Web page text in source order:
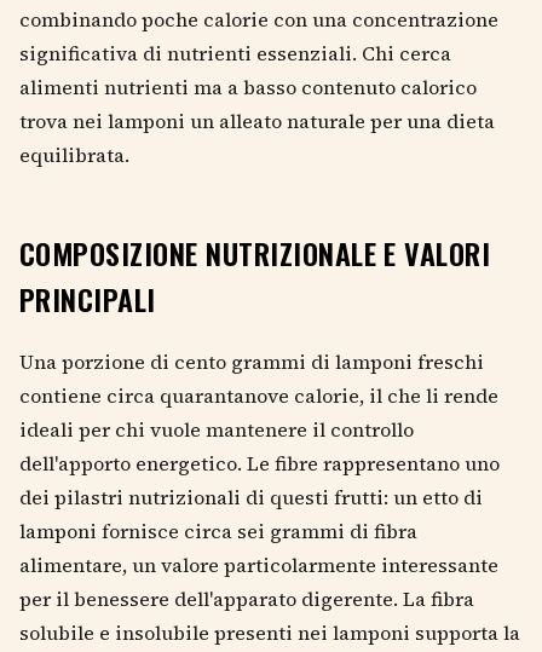
combinando poche calorie con una concentrazione
significativa di nutrienti essenziali. Chi cerca
alimenti nutrienti ma a basso contenuto calorico
trova nei lamponi un alleato naturale per una dieta
equilibrata.
COMPOSIZIONE NUTRIZIONALE E VALORI
PRINCIPALI
Una porzione di cento grammi di lamponi freschi
contiene circa quarantanove calorie, il che li rende
ideali per chi vuole mantenere il controllo
dell'apporto energetico. Le fibre rappresentano uno
dei pilastri nutrizionali di questi frutti: un etto di
lamponi fornisce circa sei grammi di fibra
alimentare, un valore particolarmente interessante
per il benessere dell'apparato digerente. La fibra
solubile e insolubile presenti nei lamponi supporta la